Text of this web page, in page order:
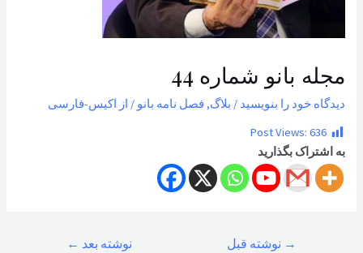
مجله بانو شماره 44
دیدگاه‌ خود را بنویسید / بلاگ, فصل نامه بانو / از اکیس-فارسی
Post Views: 636
به اشتراک بگذارید
→ نوشته قبل نوشته بعد ←